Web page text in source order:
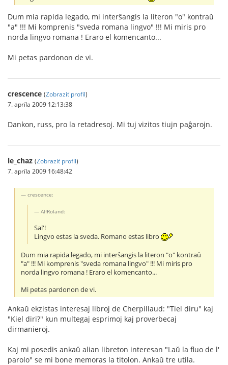
Dum mia rapida legado, mi interŝangis la literon "o" kontraŭ
"a" !!! Mi komprenis "sveda romana lingvo" !!! Mi miris pro
norda lingvo romana ! Eraro el komencanto...
Mi petas pardonon de vi.
crescence (Zobraziť profil)
7. apríla 2009 12:13:38
Dankon, russ, pro la retadresoj. Mi tuj vizitos tiujn paĝarojn.
le_chaz (Zobraziť profil)
7. apríla 2009 16:48:42
crescence:
AlfRoland:
Sal'!
Lingvo estas la sveda. Romano estas libro
Dum mia rapida legado, mi interŝangis la literon "o" kontraŭ
"a" !!! Mi komprenis "sveda romana lingvo" !!! Mi miris pro
norda lingvo romana ! Eraro el komencanto...
Mi petas pardonon de vi.
Ankaŭ ekzistas interesaj libroj de Cherpillaud: "Tiel diru" kaj
"Kiel diri?" kun multegaj esprimoj kaj proverbecaj
dirmanieroj.
Kaj mi posedis ankaŭ alian libreton interesan "Laŭ la fluo de l'
parolo" se mi bone memoras la titolon. Ankaŭ tre utila.